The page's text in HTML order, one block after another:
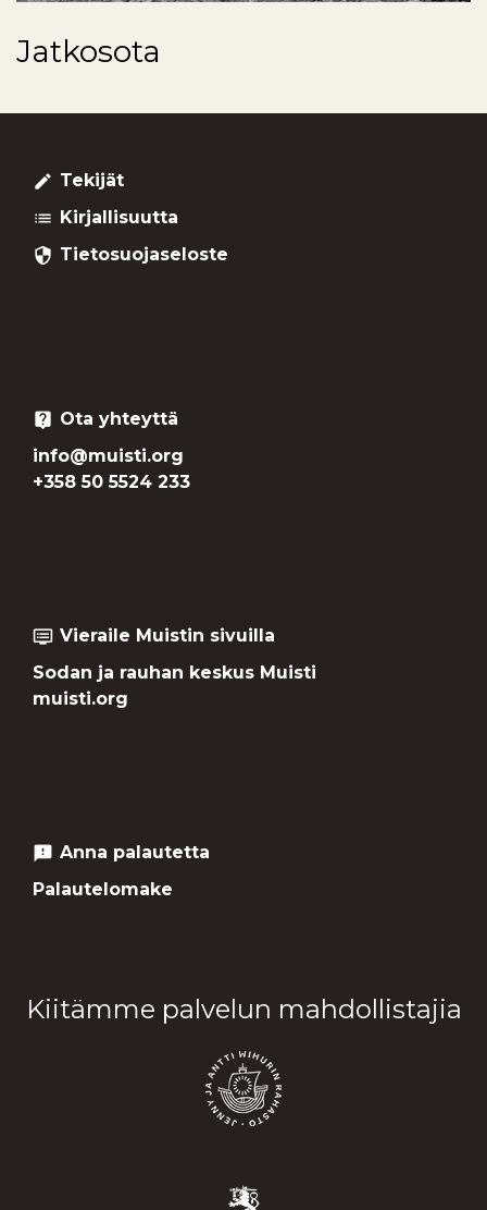
Jatkosota
create Tekijät
list Kirjallisuutta
security Tietosuojaseloste
live_help Ota yhteyttä
info@muisti.org
+358 50 5524 233
dvr Vieraile Muistin sivuilla
Sodan ja rauhan keskus Muisti
muisti.org
feedback Anna palautetta
Palautelomake
Kiitämme palvelun mahdollistajia